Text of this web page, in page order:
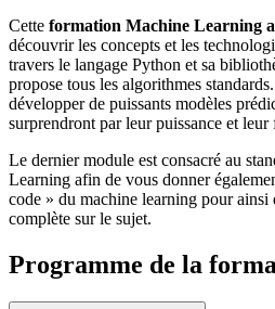
Cette formation Machine Learning
découvrir les concepts et les
travers le langage Python et sa
propose tous les algorithmes
développer de puissants modèles
surprendront par leur puissance et
Le dernier module est consacré au
Learning afin de vous donner
code » du machine learning pour ainsi
complète sur le sujet.
Programme de la